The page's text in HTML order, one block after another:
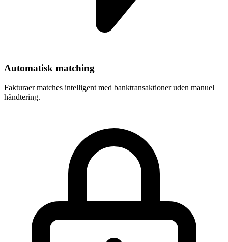
Automatisk matching
Fakturaer matches intelligent med banktransaktioner uden manuel
håndtering.